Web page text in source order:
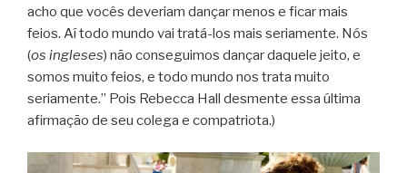
acho que vocês deveriam dançar menos e ficar mais
feios. Aí todo mundo vai tratá-los mais seriamente. Nós
(os ingleses) não conseguimos dançar daquele jeito, e
somos muito feios, e todo mundo nos trata muito
seriamente.” Pois Rebecca Hall desmente essa última
afirmação de seu colega e compatriota.)